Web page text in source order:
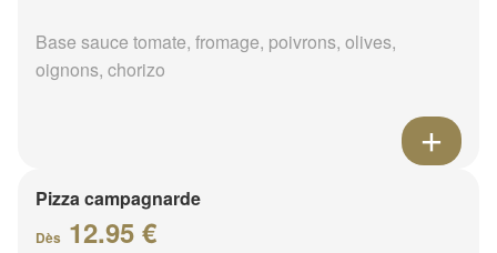
Base sauce tomate, fromage, poivrons, olives,
oignons, chorizo
Pizza campagnarde
Dès 12.95 €